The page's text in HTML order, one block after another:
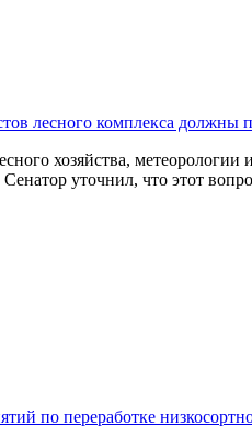
лесного комплекса должны
хозяйства,
уточнил, что этот
по переработке